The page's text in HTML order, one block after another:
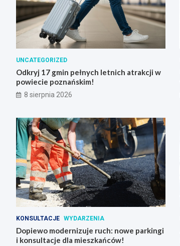
UNCATEGORIZED
Odkryj 17 gmin pełnych letnich atrakcji w
powiecie poznańskim!
8 sierpnia 2026
KONSULTACJE WYDARZENIA
Dopiewo modernizuje ruch: nowe parkingi
i konsultacje dla mieszkańców!